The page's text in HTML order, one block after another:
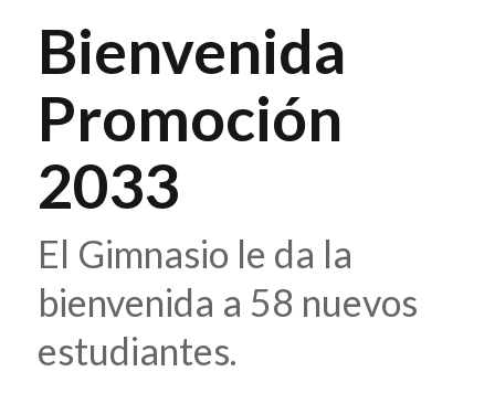
Bienvenida
Promoción
2033
El Gimnasio le da la
bienvenida a 58 nuevos
estudiantes.